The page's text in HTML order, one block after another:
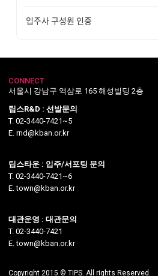
입주사 구성원 인증
CONNECT
서울시 강남구 역삼로 165 해성빌딩 2층
팁스R&D : 선발문의
T. 02-3440-7421~5
E. rnd@kban.or.kr
팁스타운 : 입주/서포팅 문의
T. 02-3440-7421~6
E. town@kban.or.kr
대관운영 : 대관문의
T. 02-3440-7421
E. town@kban.or.kr
Copyright 2015 © TIPS. All rights Reserved.